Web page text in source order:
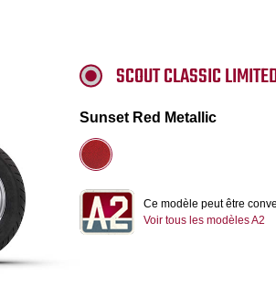
SCOUT CLASSIC
Sunset Red Metallic
Ce modèle peut être
Voir tous les modèles A2